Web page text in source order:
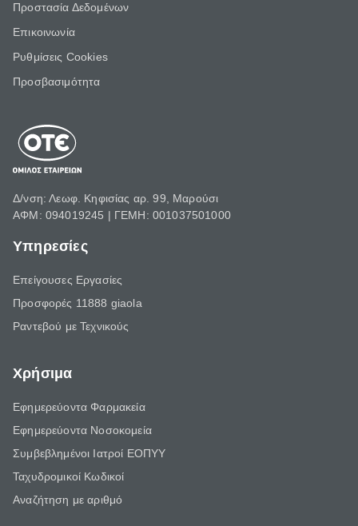
Προστασία Δεδομένων
Επικοινωνία
Ρυθμίσεις Cookies
Προσβασιμότητα
Δ/νση: Λεωφ. Κηφισίας αρ. 99, Μαρούσι
ΑΦΜ: 094019245 | ΓΕΜΗ: 001037501000
Υπηρεσίες
Επείγουσες Εργασίες
Προσφορές 11888 giaola
Ραντεβού με Τεχνικούς
Χρήσιμα
Εφημερεύοντα Φαρμακεία
Εφημερεύοντα Νοσοκομεία
Συμβεβλημένοι Ιατροί ΕΟΠΥΥ
Ταχυδρομικοί Κωδικοί
Αναζήτηση με αριθμό